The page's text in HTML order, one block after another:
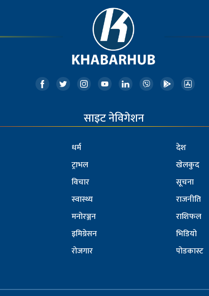
साइट नेविगेशन
धर्म
ट्राभल
विचार
स्वास्थ्य
मनोरञ्जन
इमिग्रेसन
रोजगार
देश
खेलकुद
सूचना
राजनीति
राशिफल
भिडियो
पोडकास्ट